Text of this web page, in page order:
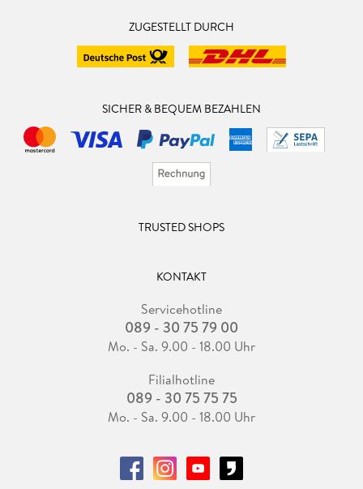
ZUGESTELLT DURCH
SICHER & BEQUEM BEZAHLEN
TRUSTED SHOPS
KONTAKT
Servicehotline
089 - 30 75 79 00
Mo. - Sa. 9.00 - 18.00 Uhr
Filialhotline
089 - 30 75 75 75
Mo. - Sa. 9.00 - 18.00 Uhr